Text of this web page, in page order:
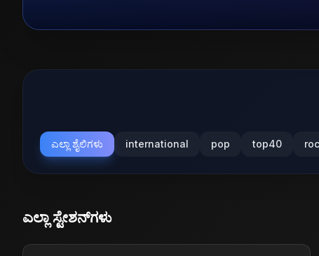
ಎಲ್ಲಾ ಶೈಲಿಗಳು international pop top40
ಎಲ್ಲಾ ಸ್ಟೇಶನ್‌ಗಳು